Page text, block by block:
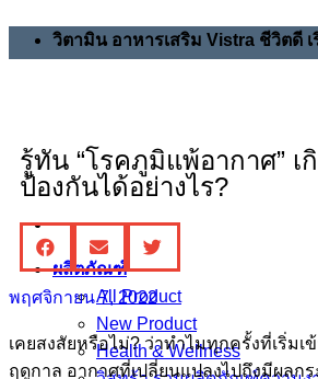
วิตามิน อาหารเสริม Vistra ชีวิตดี
ผลิตภัณฑ์
All Product
New Product
Health & Wellness
รู้ทัน “โรคภูมิแพ้อากาศ” เ
ป้องกันได้อย่างไร?
พฤศจิกายน 7, 2022
เคยสงสัยหรือไม่? ว่าทำไมทุกครั้งที่เริ่มเ
ฤดูกาล อากาศที่เปลี่ยนแปลงไปถึงมีผลก